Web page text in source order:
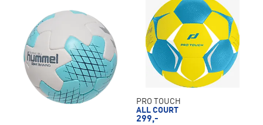
PRO TOUCH
ALL COURT
299,-